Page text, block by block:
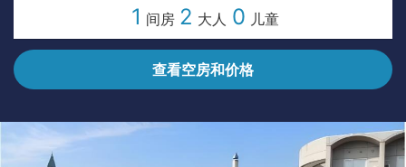
1 间房 2 大人 0 儿童
查看空房和价格